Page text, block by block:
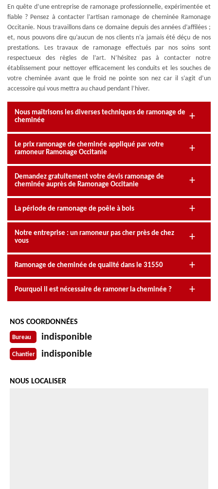
En quête d’une entreprise de ramonage professionnelle, expérimentée et
fiable ? Pensez à contacter l’artisan ramonage de cheminée Ramonage
Occitanie. Nous travaillons dans ce domaine depuis des années d’affilées ;
et, nous pouvons dire qu’aucun de nos clients n’a jamais été déçu de nos
prestations. Les travaux de ramonage effectués par nos soins sont
respectueux des règles de l’art. N’hésitez pas à contacter notre
établissement pour nettoyer efficacement les conduits et les souches de
votre cheminée avant que le froid ne pointe son nez car il s’agit d’un
accessoire qui vous mettra au chaud pendant l’hiver.
Nous maîtrisons les diverses techniques de ramonage de
cheminée
Le prix ramonage de cheminée appliqué par votre
ramoneur Ramonage Occitanie
Demandez gratuitement votre devis ramonage de
cheminée auprès de Ramonage Occitanie
La période de ramonage de poêle à bois
Notre entreprise : un ramoneur pas cher près de chez
vous
Ramonage de cheminée de qualité dans le 31550
Pourquoi il est nécessaire de ramoner la cheminée ?
NOS COORDONNÉES
Bureau indisponible
Chantier indisponible
NOUS LOCALISER